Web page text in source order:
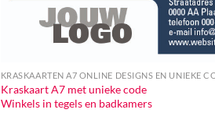
KRASKAARTEN A7 ONLINE DESIGNS EN UNIEKE
Kraskaart A7 met unieke code
Winkels in tegels en badkamers